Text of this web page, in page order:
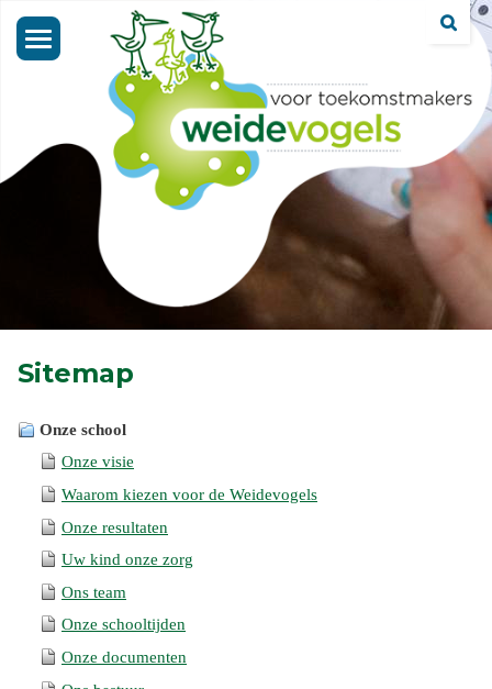
Toggle
Sitemap
Onze school
Onze visie
Waarom kiezen voor de Weidevogels
Onze resultaten
Uw kind onze zorg
Ons team
Onze schooltijden
Onze documenten